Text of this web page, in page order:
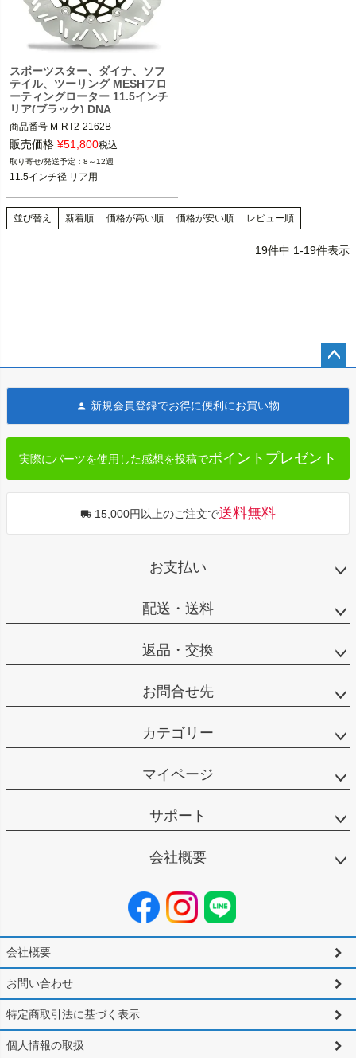
スポーツスター、ダイナ、ソフ
テイル、ツーリング MESHフロ
ーティングローター 11.5インチ
リア(ブラック) DNA
商品番号 M-RT2-2162B
販売価格 ¥51,800税込
8～12週
11.5インチ径 リア用
並び替え 新着順 価格が高い順 価格が安い順 レビュー順
19件中 1-19件表示
へ
新規会員登録でお得に便利にお買い物
実際にパーツを使用した感想を投稿でポイントプレゼント
15,000円以上のご注文で送料無料
お支払い
配送・送料
返品・交換
お問合せ先
カテゴリー
マイページ
サポート
会社概要
会社概要
お問い合わせ
特定商取引法に基づく表示
個人情報の取扱